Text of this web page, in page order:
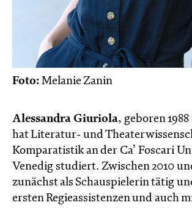
Foto: Melanie Zanin
Alessandra Giuriola, geboren
hat Literatur- und
Komparatistik an der Ca’ Foscari
Venedig studiert. Zwischen 2010
zunächst als Schauspielerin tätig
ersten Regieassistenzen und auch